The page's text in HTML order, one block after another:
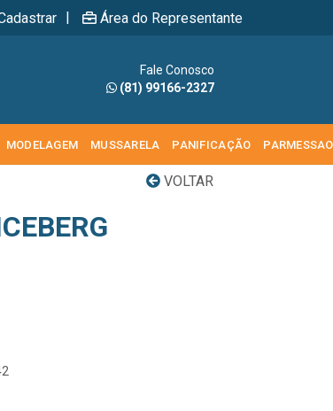
| Área do Representante
Fale Conosco
(81) 99166-2327
MODELAGEM MUSSARELA PANIFICAÇÃO PARMESSAO
VOLTAR